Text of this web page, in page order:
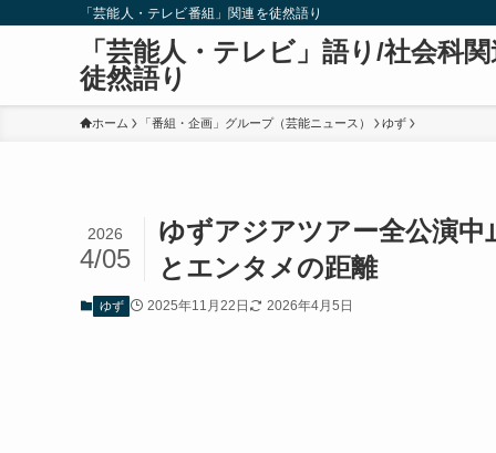
「芸能人・テレビ番組」関連を徒然語り
「芸能人・テレビ」語り/社会科
徒然語り
ホーム 「番組・企画」グループ（芸能ニュース） ゆず
ゆずアジアツアー全公演中
とエンタメの距離
2026
4/05
ゆず 2025年11月22日 2026年4月5日